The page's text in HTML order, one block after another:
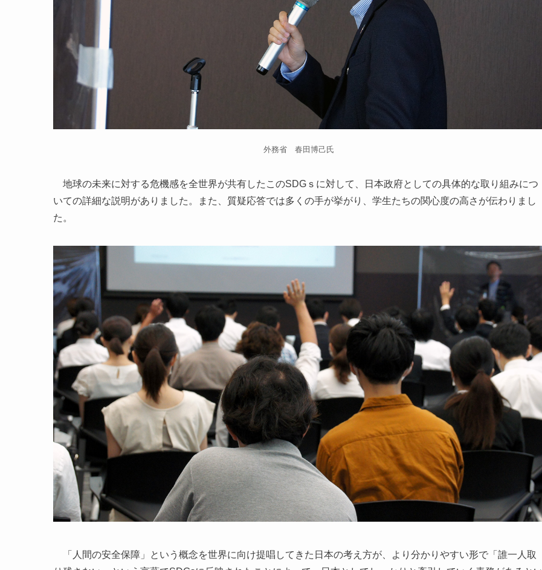
外務省 春⽥博⼰氏
地球の未来に対する危機感を全世界が共有したこのSDGｓに対して、日本政府としての具体的な取り組みにつ
いての詳細な説明がありました。また、質疑応答では多くの手が挙がり、学生たちの関心度の高さが伝わりまし
た。
「人間の安全保障」という概念を世界に向け提唱してきた日本の考え方が、より分かりやすい形で「誰一人取